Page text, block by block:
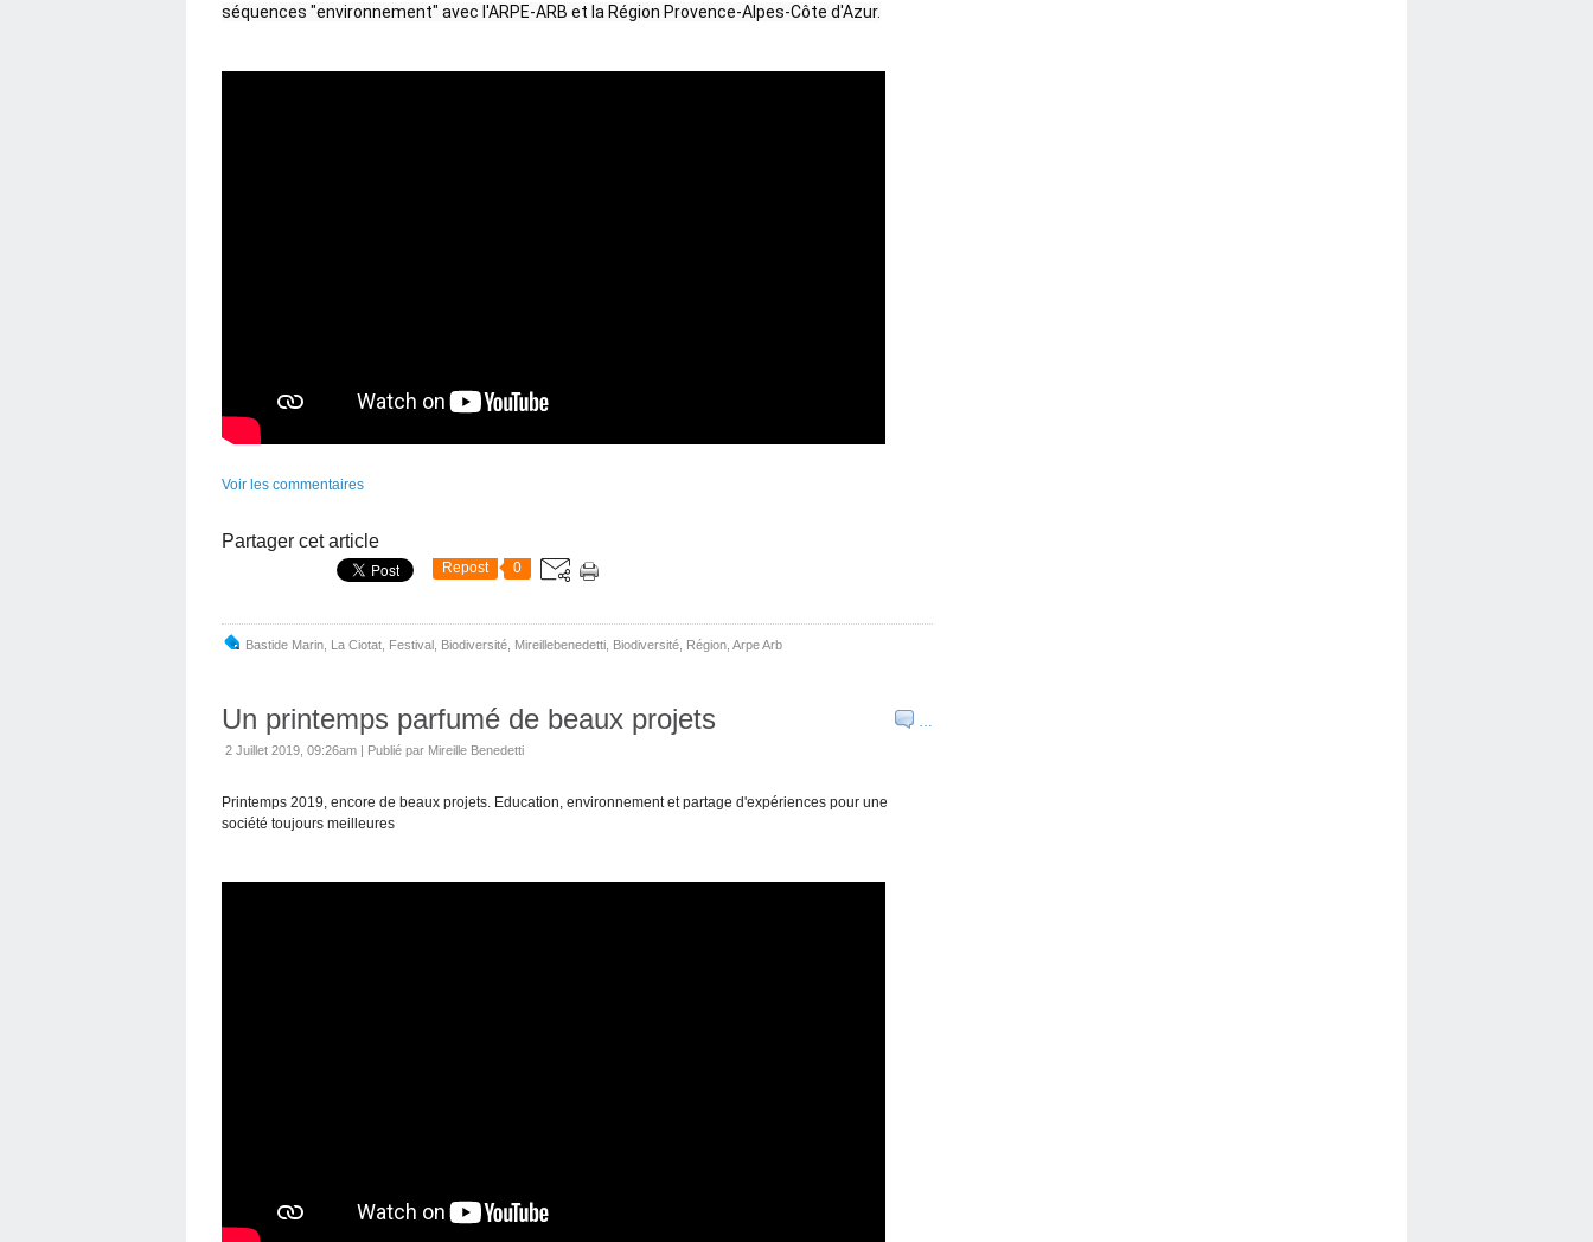
séquences "environnement" avec l'ARPE-ARB et la Région Provence-Alpes-Côte d'Azur.
Voir les commentaires
Partager cet article
Repost 0
Bastide Marin La Ciotat Festival Biodiversité Mireillebenedetti Biodiversité Région Arpe Arb
Un printemps parfumé de beaux projets
2 Juillet 2019, 09:26am | Publié par Mireille Benedetti
Printemps 2019, encore de beaux projets. Education, environnement et partage d'expériences pour une
société toujours meilleures